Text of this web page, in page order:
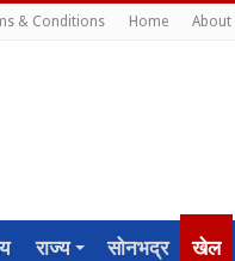
& Conditions Home About
राज्य सोनभद्र खेल